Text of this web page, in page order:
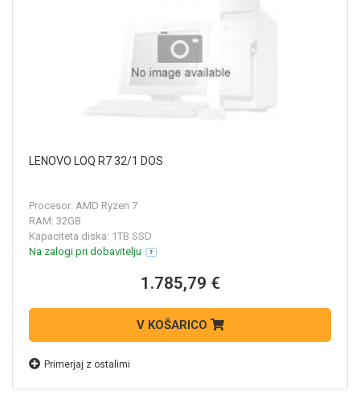
LENOVO LOQ R7 32/1 DOS
Procesor: AMD Ryzen 7
RAM: 32GB
Kapaciteta diska: 1TB SSD
Na zalogi pri dobavitelju
1.785,79 €
V KOŠARICO
Primerjaj z ostalimi